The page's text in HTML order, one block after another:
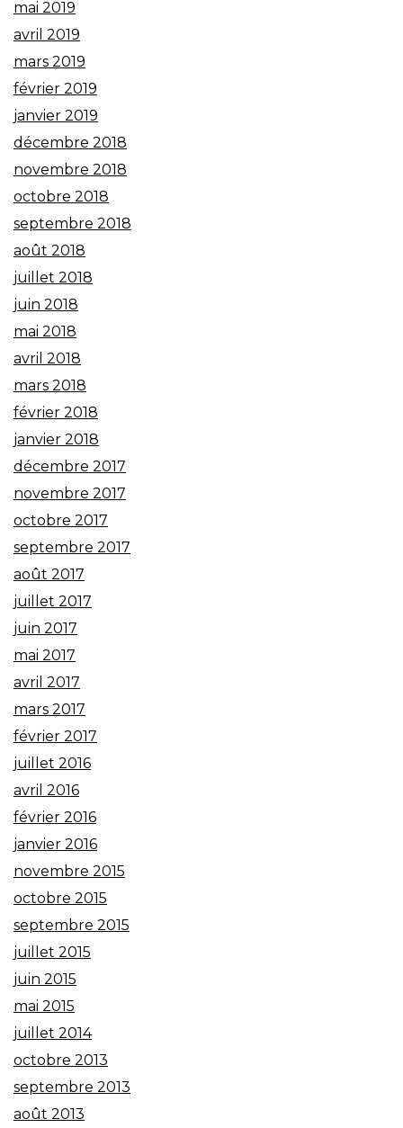
mai 2019
avril 2019
mars 2019
février 2019
janvier 2019
décembre 2018
novembre 2018
octobre 2018
septembre 2018
août 2018
juillet 2018
juin 2018
mai 2018
avril 2018
mars 2018
février 2018
janvier 2018
décembre 2017
novembre 2017
octobre 2017
septembre 2017
août 2017
juillet 2017
juin 2017
mai 2017
avril 2017
mars 2017
février 2017
juillet 2016
avril 2016
février 2016
janvier 2016
novembre 2015
octobre 2015
septembre 2015
juillet 2015
juin 2015
mai 2015
juillet 2014
octobre 2013
septembre 2013
août 2013